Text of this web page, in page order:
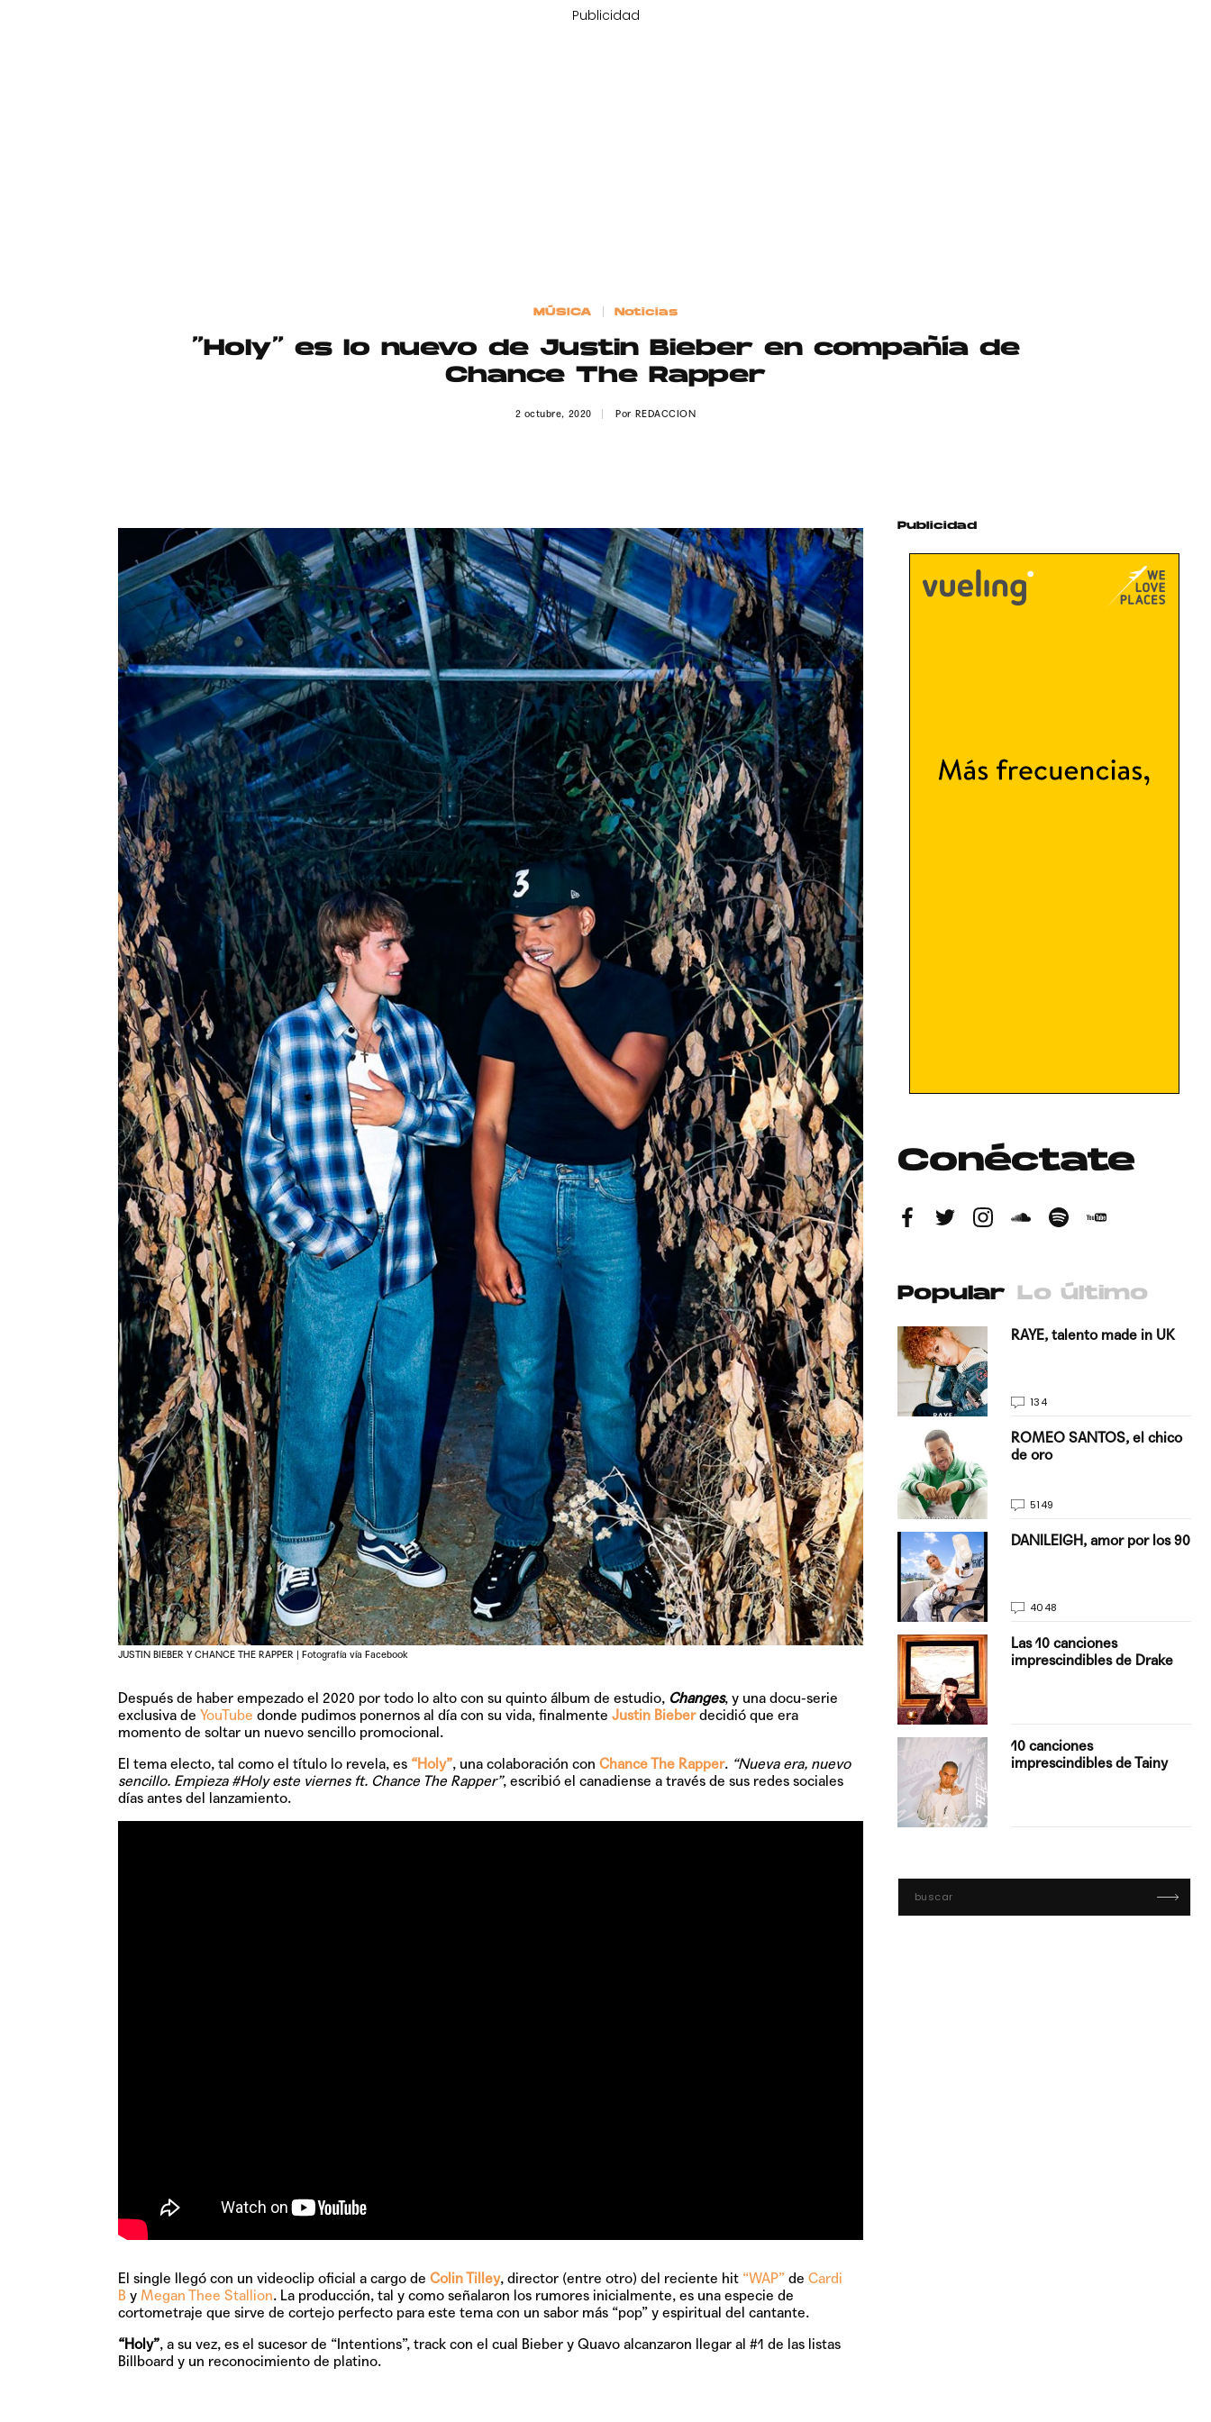
Publicidad
MÚSICA Noticias
“Holy” es lo nuevo de Justin Bieber en compañía de
Chance The Rapper
2 octubre, 2020 Por REDACCION
JUSTIN BIEBER Y CHANCE THE RAPPER | Fotografía vía Facebook
Después de haber empezado el 2020 por todo lo alto con su quinto álbum de estudio, Changes, y una docu-serie
exclusiva de YouTube donde pudimos ponernos al día con su vida, finalmente Justin Bieberdecidió que era
momento de soltar un nuevo sencillo promocional.
El tema electo, tal como el título lo revela, es “Holy”, una colaboración con Chance The Rapper.“Nueva era, nuevo
sencillo. Empieza #Holy este viernes ft. Chance The Rapper”, escribió el canadiense a través de sus redes sociales
días antes del lanzamiento.
El single llegó con un videoclip oficial a cargo de Colin Tilley, director (entre otro) del reciente hit “WAP”de Cardi
By Megan Thee Stallion. La producción, tal y como señalaron los rumores inicialmente, es una especie de
cortometraje que sirve de cortejo perfecto para este tema con un sabor más “pop” y espiritual del cantante.
“Holy”, a su vez, es el sucesor de “Intentions”, track con el cual Bieber y Quavo alcanzaron llegar al #1 de las listas
Billboard y un reconocimiento de platino.
Publicidad
Conéctate
Popular Lo último
TAINY, adelantado a su
tiempo
NICKI NICOLE, pisando
fuerte
Hablamos con Justin
Quiles de 'La…
GRIFF, el futuro del
RAYE, talento made in UK
134
ROMEO SANTOS, el chico
de oro
5149
DANILEIGH, amor por los 90
4048
Las 10 canciones
imprescindibles de Drake
10 canciones
imprescindibles de Tainy